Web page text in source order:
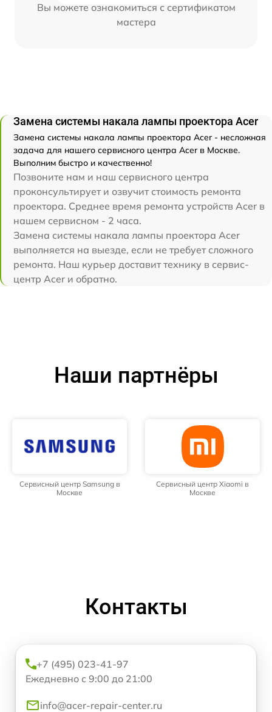
Вы можете ознакомиться с сертификатом
мастера
Замена системы накала лампы проектора Acer
Замена системы накала лампы проектора Acer - несложная
задача для нашего сервисного центра Acer в Москве.
Выполним быстро и качественно!
Позвоните нам и наш сервисного центра
проконсультирует и озвучит стоимость ремонта
проектора. Среднее время ремонта устройств Acer в
нашем сервисном - 2 часа.
Замена системы накала лампы проектора Acer
выполняется на выезде, если не требует сложного
ремонта. Наш курьер доставит технику в сервис-
центр Acer и обратно.
Наши партнёры
Сервисный центр Samsung в
Москве
Сервисный центр Xiaomi в
Москве
Контакты
+7 (495) 023-41-97
Ежедневно с 9:00 до 21:00
info@acer-repair-center.ru